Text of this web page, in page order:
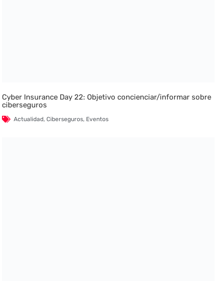
Cyber Insurance Day 22: Objetivo concienciar/informar sobre
ciberseguros
Actualidad,Ciberseguros, Eventos